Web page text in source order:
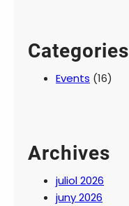
Categories
Events (16)
Archives
juliol 2026
juny 2026